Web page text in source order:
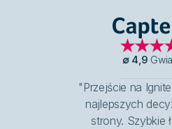
∅ 4,9
"Przejście na
najlepszych
strony. Szybkie